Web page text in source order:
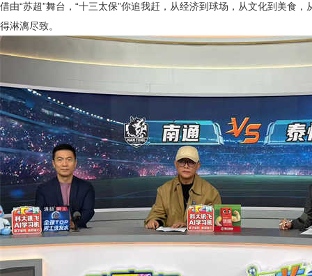
借由“苏超”舞台，“十三太保”你追我赶，从经济到球场，从文化到美食，
得淋漓尽致。